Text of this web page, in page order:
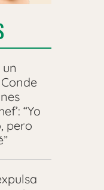
“Yo
pero